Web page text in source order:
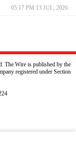
05:17 PM 13 JUL, 2026
The Wire is published by the
registered under Section